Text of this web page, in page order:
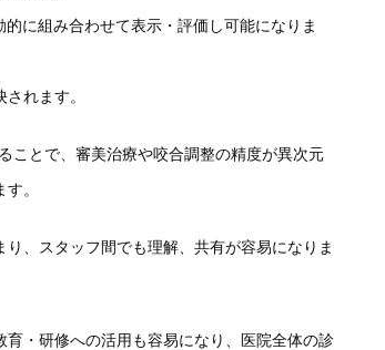
に組み合わせて表示・ 評価し可能になりま
れます。
ことで、 審美治療や咬合調整の精度が異次元
。
、スタッフ間でも理解、 共有が容易になりま
・研修への活用も容易になり、
医院全体の診